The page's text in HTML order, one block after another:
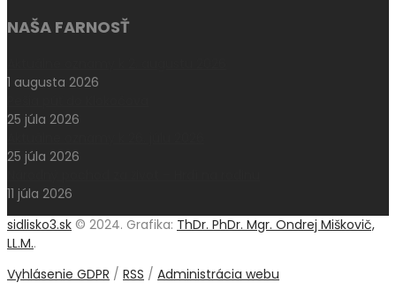
NAŠA FARNOSŤ
1 augusta 2026
25 júla 2026
25 júla 2026
11 júla 2026
sidlisko3.sk © 2024. Grafika: ThDr. PhDr. Mgr. Ondrej Miškovič,
LL.M..
Vyhlásenie GDPR / RSS / Administrácia webu